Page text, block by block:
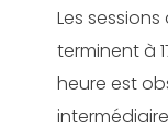
Les
terminent à
heure est